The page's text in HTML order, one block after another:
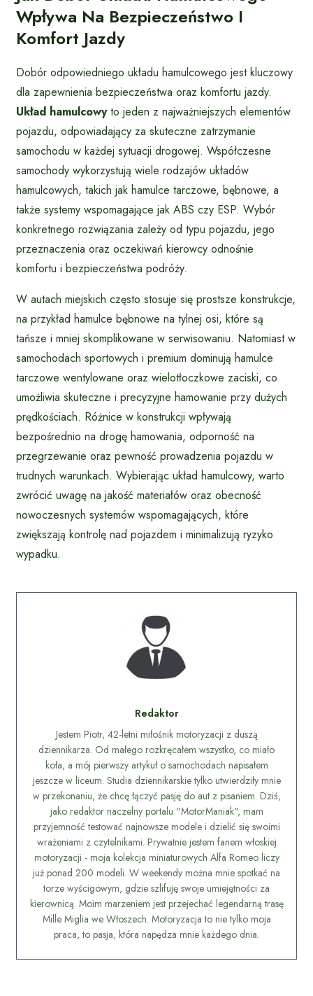
Wpływa Na Bezpieczeństwo I
Komfort Jazdy
Dobór odpowiedniego układu hamulcowego jest kluczowy
dla zapewnienia bezpieczeństwa oraz komfortu jazdy.
Układ hamulcowyto jeden z najważniejszych elementów
pojazdu, odpowiadający za skuteczne zatrzymanie
samochodu w każdej sytuacji drogowej. Współczesne
samochody wykorzystują wiele rodzajów układów
hamulcowych, takich jak hamulce tarczowe, bębnowe, a
także systemy wspomagające jak ABS czy ESP. Wybór
konkretnego rozwiązania zależy od typu pojazdu, jego
przeznaczenia oraz oczekiwań kierowcy odnośnie
komfortu i bezpieczeństwa podróży.
W autach miejskich często stosuje się prostsze konstrukcje,
na przykład hamulce bębnowe na tylnej osi, które są
tańsze i mniej skomplikowane w serwisowaniu. Natomiast w
samochodach sportowych i premium dominują hamulce
tarczowe wentylowane oraz wielotłoczkowe zaciski, co
umożliwia skuteczne i precyzyjne hamowanie przy dużych
prędkościach. Różnice w konstrukcji wpływają
bezpośrednio na drogę hamowania, odporność na
przegrzewanie oraz pewność prowadzenia pojazdu w
trudnych warunkach. Wybierając układ hamulcowy, warto
zwrócić uwagę na jakość materiałów oraz obecność
nowoczesnych systemów wspomagających, które
zwiększają kontrolę nad pojazdem i minimalizują ryzyko
wypadku.
Redaktor
Jestem Piotr, 42-letni miłośnik motoryzacji z duszą
dziennikarza. Od małego rozkręcałem wszystko, co miało
koła, a mój pierwszy artykuł o samochodach napisałem
jeszcze w liceum. Studia dziennikarskie tylko utwierdziły mnie
w przekonaniu, że chcę łączyć pasję do aut z pisaniem. Dziś,
jako redaktor naczelny portalu "MotorManiak", mam
przyjemność testować najnowsze modele i dzielić się swoimi
wrażeniami z czytelnikami. Prywatnie jestem fanem włoskiej
motoryzacji - moja kolekcja miniaturowych Alfa Romeo liczy
już ponad 200 modeli. W weekendy można mnie spotkać na
torze wyścigowym, gdzie szlifuję swoje umiejętności za
kierownicą. Moim marzeniem jest przejechać legendarną trasę
Mille Miglia we Włoszech. Motoryzacja to nie tylko moja
praca, to pasja, która napędza mnie każdego dnia.